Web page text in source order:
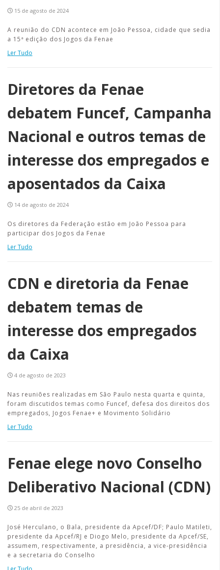
15 de agosto de 2024
A reunião do CDN acontece em João Pessoa, cidade que sedia
a 15ª edição dos Jogos da Fenae
Ler Tudo
Diretores da Fenae
debatem Funcef, Campanha
Nacional e outros temas de
interesse dos empregados e
aposentados da Caixa
14 de agosto de 2024
Os diretores da Federação estão em João Pessoa para
participar dos Jogos da Fenae
Ler Tudo
CDN e diretoria da Fenae
debatem temas de
interesse dos empregados
da Caixa
4 de agosto de 2023
Nas reuniões realizadas em São Paulo nesta quarta e quinta,
foram discutidos temas como Funcef, defesa dos direitos dos
empregados, Jogos Fenae+ e Movimento Solidário
Ler Tudo
Fenae elege novo Conselho
Deliberativo Nacional (CDN)
25 de abril de 2023
José Herculano, o Bala, presidente da Apcef/DF; Paulo Matileti,
presidente da Apcef/RJ e Diogo Melo, presidente da Apcef/SE,
assumem, respectivamente, a presidência, a vice-presidência
e a secretaria do Conselho